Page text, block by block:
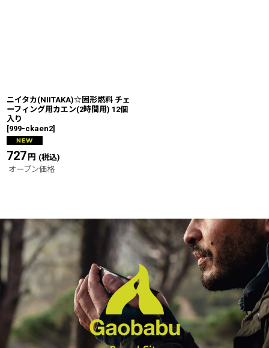
ニイタカ(NIITAKA)☆固形燃料 チェ
ーフィング用カエン(2時間用) 12個
入り
[999-ckaen2]
727円 (税込)
オープン価格